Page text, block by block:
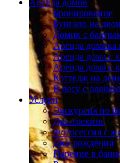
Аренда домов
Бронирование
Бунгало на
Домик с
Аренда домика
Аренда дома с
Аренда дома с
Коттедж на
В лесу с
Услуги
Экскурсия по
Дог-трекинг
Фотосессия с
Дни рождения
Парение в